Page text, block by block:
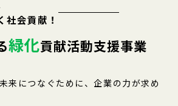
りが必要だ。
社会貢献！
緑化貢献活動支援事業
来につなぐために、企業の力が求め